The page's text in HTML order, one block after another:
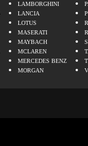
LAMBORGHINI
LANCIA
LOTUS
MASERATI
MAYBACH
MCLAREN
MERCEDES BENZ
MORGAN